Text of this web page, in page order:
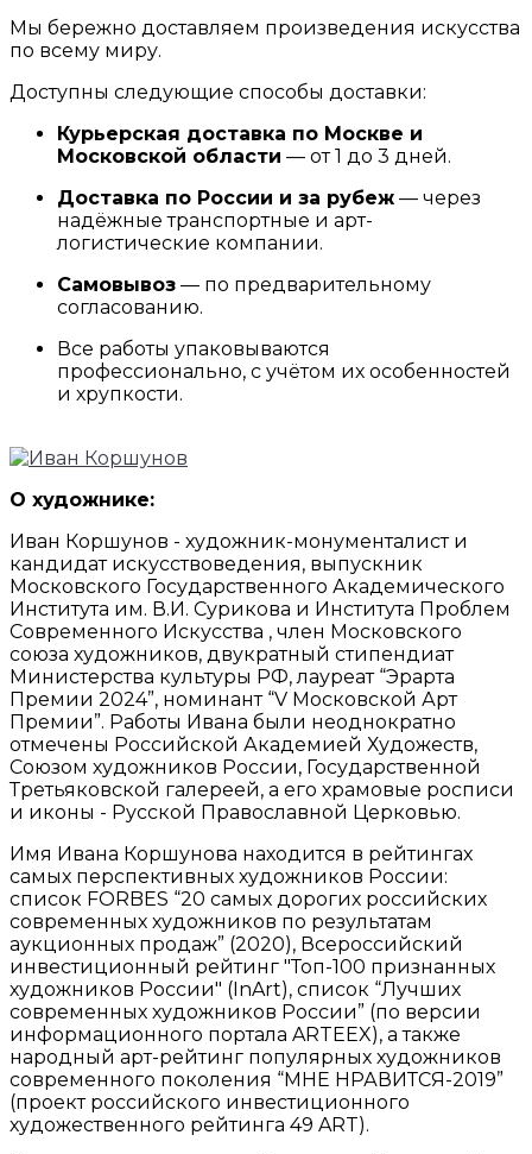
Мы бережно доставляем произведения искусства
по всему миру.
Доступны следующие способы доставки:
Курьерская доставка по Москве и
Московской области — от 1 до 3 дней.
Доставка по России и за рубеж — через
надёжные транспортные и арт-
логистические компании.
Самовывоз — по предварительному
согласованию.
Все работы упаковываются
профессионально, с учётом их особенностей
и хрупкости.
О художнике:
Иван Коршунов - художник-монументалист и
кандидат искусствоведения, выпускник
Московского Государственного Академического
Института им. В.И. Сурикова и Института Проблем
Современного Искусства , член Московского
союза художников, двукратный стипендиат
Министерства культуры РФ, лауреат “Эрарта
Премии 2024”, номинант “V Московской Арт
Премии”. Работы Ивана были неоднократно
отмечены Российской Академией Художеств,
Союзом художников России, Государственной
Третьяковской галереей, а его храмовые росписи
и иконы - Русской Православной Церковью.
Имя Ивана Коршунова находится в рейтингах
самых перспективных художников России:
список FORBES “20 самых дорогих российских
современных художников по результатам
аукционных продаж” (2020), Всероссийский
инвестиционный рейтинг "Топ-100 признанных
художников России" (InArt), список “Лучших
современных художников России” (по версии
информационного портала ARTEEX), а также
народный арт-рейтинг популярных художников
современного поколения “МНЕ НРАВИТСЯ-2019”
(проект российского инвестиционного
художественного рейтинга 49 ART).